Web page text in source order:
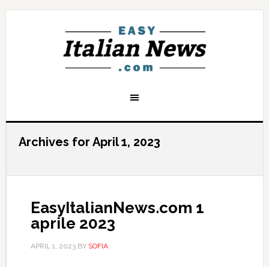
Archives for April 1, 2023
EasyItalianNews.com 1
aprile 2023
APRIL 1, 2023BY SOFIA